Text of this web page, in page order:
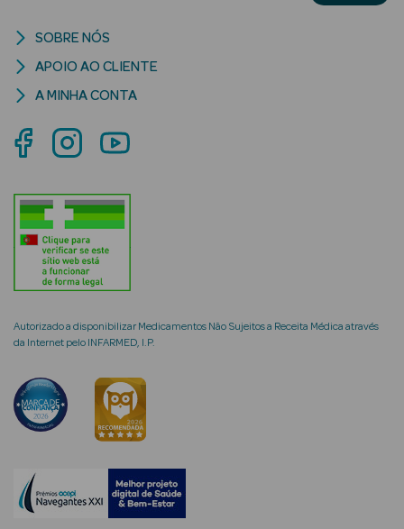
Lábios
Solares Bebé e
Criança
Rosto e
Ver Tudo
Rosto
Séruns Faciais
Anti-
envelhecimento
Autorizado a disponibilizar Medicamentos Não Sujeitos a Receita Médica através
da Internet pelo INFARMED, I.P.
SOBRE NÓS
APOIO AO CLIENTE
A MINHA CONTA